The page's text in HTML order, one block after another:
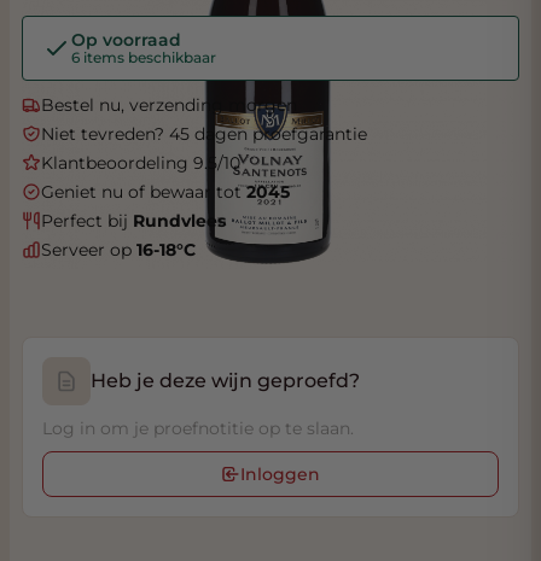
Op voorraad
6 items beschikbaar
Bestel nu, verzending morgen
Niet tevreden? 45 dagen proefgarantie
Klantbeoordeling 9.5/10
Geniet nu of bewaar tot2045
Perfect bij Rundvlees
Serveer op 16-18°C
Heb je deze wijn geproefd?
Log in om je proefnotitie op te slaan.
Inloggen